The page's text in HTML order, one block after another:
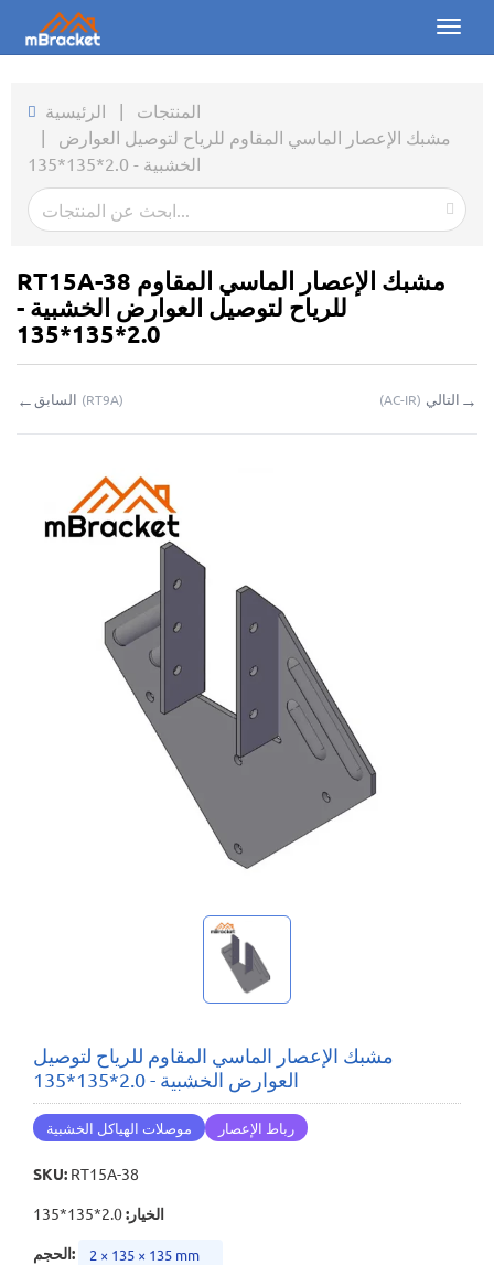
Toggle
المنتجات
من نحن
التحميلات
استفساراتي
الرئيسية | المنتجات
| مشبك الإعصار الماسي المقاوم للرياح لتوصيل العوارض
الخشبية - 2.0*135*135
RT15A-38 مشبك الإعصار الماسي المقاوم
للرياح لتوصيل العوارض الخشبية -
2.0*135*135
← السابق (RT9A) (AC-IR) التالي →
مشبك الإعصار الماسي المقاوم للرياح لتوصيل
العوارض الخشبية - 2.0*135*135
موصلات الهياكل الخشبية رباط الإعصار
SKU: RT15A-38
الخيار :
2.0*135*135
الحجم:
2 × 135 × 135 mm